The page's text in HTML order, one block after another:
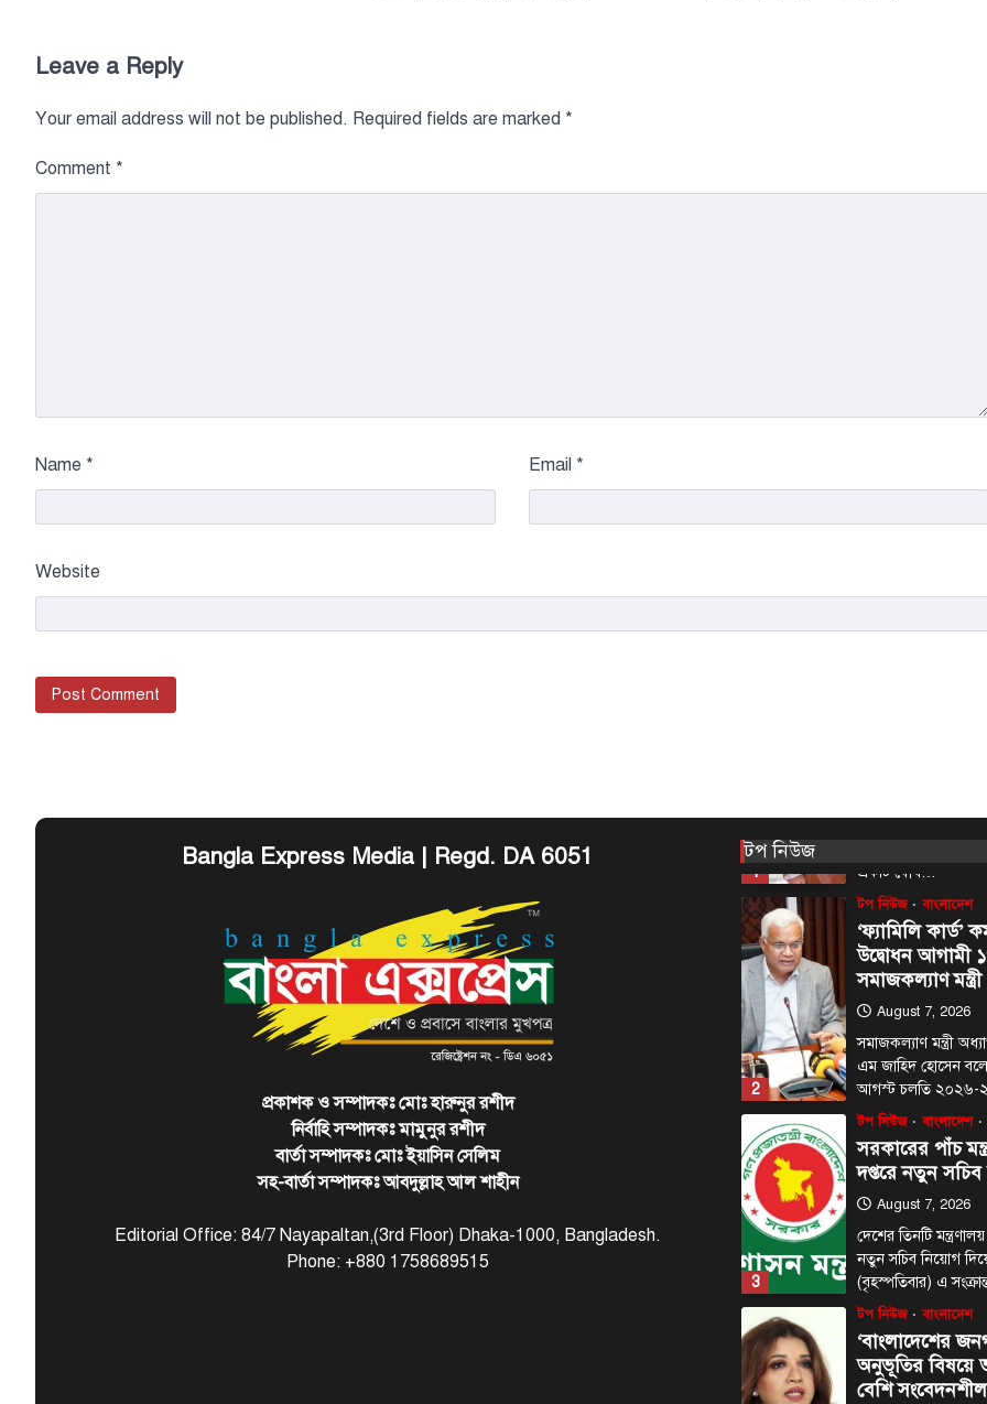
Leave a Reply
Your email address will not be published. Required fields are marked *
Comment *
Name * Email *
Website
Bangla Express Media | Regd. DA 6051
প্রকাশক ও সম্পাদকঃ মোঃ হারুনুর রশীদ
নির্বাহি সম্পাদকঃ মামুনুর রশীদ
বার্তা সম্পাদকঃ মোঃ ইয়াসিন সেলিম
সহ-বার্তা সম্পাদকঃ আবদুল্লাহ আল শাহীন
Editorial Office: 84/7 Nayapaltan,(3rd Floor) Dhaka-1000, Bangladesh.
Phone: +880 1758689515
টপ নিউজ
4
বেশি…
রোধে
প্রধানমন্ত্রীর
প্রধানমন্ত্রী তারেক
1
একটি যৌথ…
2
টপ নিউজ বাংলাদেশ
‘ফ্যামিলি কার্ড’
উদ্বোধন আগামী
সমাজকল্যাণ মন্ত্রী
August 7, 2026
সমাজকল্যাণ মন্ত্রী
এম জাহিদ হোসেন
আগস্ট চলতি
3
টপ নিউজ বাংলাদেশ
সরকারের পাঁচ
দপ্তরে নতুন
August 7, 2026
দেশের তিনটি
নতুন সচিব নিয়োগ
(বৃহস্পতিবার) এ
টপ নিউজ বাংলাদেশ
‘বাংলাদেশের
অনুভূতির
বেশি